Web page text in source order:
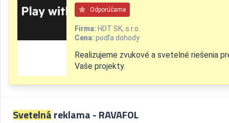
Odporúčame
Firma: HDT SK, s.r.o.
Cena: podľa dohody
Realizujeme zvukové a svetelné riešenia
Vaše projekty.
Svetelnáreklama - RAVAFOL